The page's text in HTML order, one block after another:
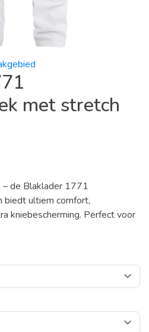
met stretch
– de Blaklader 1771
biedt ultiem comfort,
kniebescherming. Perfect voor